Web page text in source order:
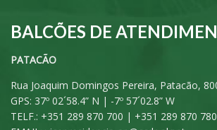
BALCÕES DE
PATACÃO
Rua Joaquim Domingos Pereira, Patacão,
GPS: 37º 02´58.4” N | -7º 57´02.8” W
TELF.: +351 289 870 700 | +351 289 870 780